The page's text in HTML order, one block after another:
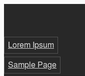
Lorem Ipsum
Sample Page